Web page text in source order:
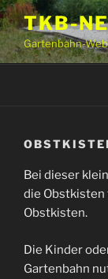
Zum
Inhalt
springen
TKB-
Gartenbahn-
Bei dieser
die Obstkisten
Obstkisten.
Die Kinder
Gartenbahn